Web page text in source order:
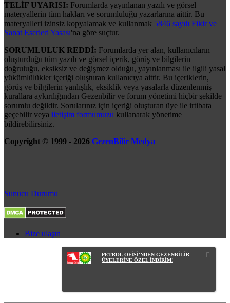
TELİF UYARISI: Forumlarda yayınlanan yazılı ve görsel
materyallerin tüm hakları ve sorumluluğu yazarlarına aittir. Bu
materyalleri izinsiz kopyalamak ve kullanmak 5846 sayılı Fikir ve
Sanat Eserleri Yasası'na göre suçtur.
SORUMLULUK REDDİ: Forumlarda yer alan, kullanıcıların
oluşturduğu tüm yazılı ve görsel içerik, görüş ve bilgilerin
doğruluğu, eksiksiz ve değişmez olduğu, yayınlanması ile ilgili yasal
yükümlülükler içeriği oluşturan kullanıcıya aittir. Bu içeriklerin,
görüş ve bilgilerin yanlışlık, eksiklik veya yasalarla düzenlenmiş
kurallara aykırılığından Gezenbilir ve forum yönetimi hiçbir şekilde
sorumlu değildir. Sorularınız için içeriği oluşturan üye ile irtibata
geçebilir veya iletişim formumuzu kullanarak yönetime
bildirebilirsiniz.
Copyright © 1999 - 2026 GezenBilir Medya
Sunucu Durumu
Bize ulaşın
PETROL OFİSİ'NDEN GEZENBİLİR
ÜYELERİNE ÖZEL İNDİRİM!